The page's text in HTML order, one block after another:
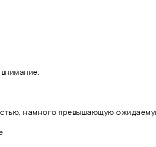
намного превышающую